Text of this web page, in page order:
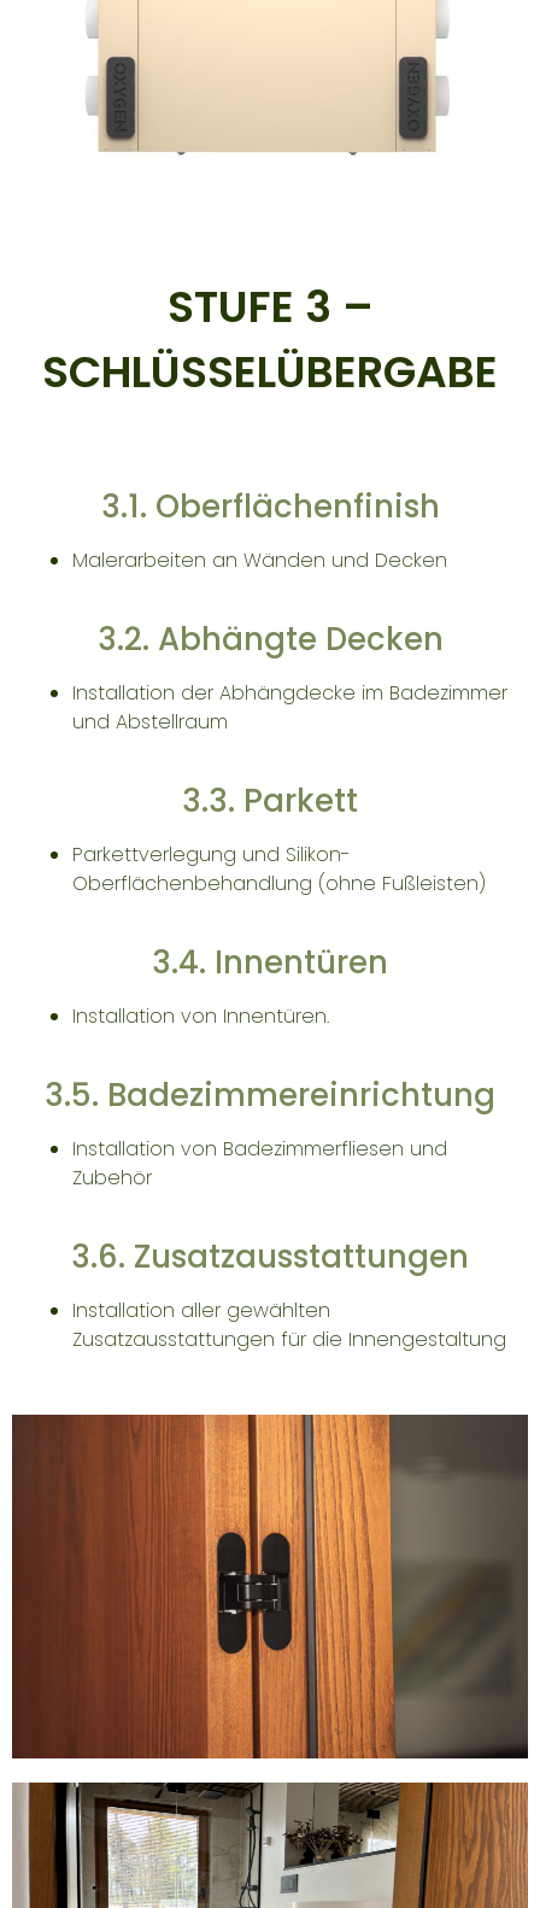
STUFE 3 –
SCHLÜSSELÜBERGABE
3.1. Oberflächenfinish
Malerarbeiten an Wänden und Decken
3.2. Abhängte Decken
Installation der Abhängdecke im Badezimmer
und Abstellraum
3.3. Parkett
Parkettverlegung und Silikon-
Oberflächenbehandlung (ohne Fußleisten)
3.4. Innentüren
Installation von Innentüren.
3.5. Badezimmereinrichtung
Installation von Badezimmerfliesen und
Zubehör
3.6. Zusatzausstattungen
Installation aller gewählten
Zusatzausstattungen für die Innengestaltung